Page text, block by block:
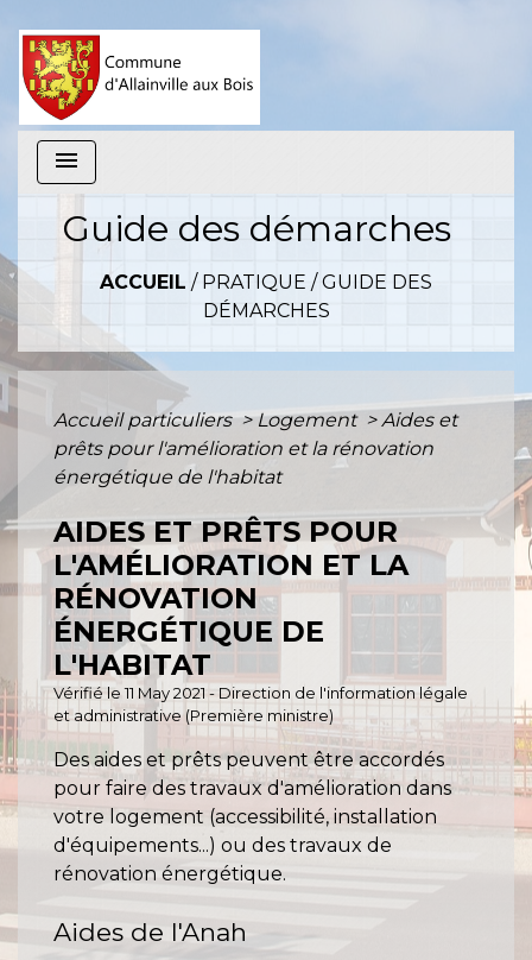
menu
Guide des démarches
ACCUEIL / PRATIQUE /GUIDE DES
DÉMARCHES
Accueil particuliers> Logement > Aides et
prêts pour l'amélioration et la rénovation
énergétique de l'habitat
AIDES ET PRÊTS POUR
L'AMÉLIORATION ET LA
RÉNOVATION
ÉNERGÉTIQUE DE
L'HABITAT
Vérifié le 11 May 2021 - Direction de l'information légale
et administrative (Première ministre)
Des aides et prêts peuvent être accordés
pour faire des travaux d'amélioration dans
votre logement (accessibilité, installation
d'équipements...) ou des travaux de
rénovation énergétique.
Aides de l'Anah